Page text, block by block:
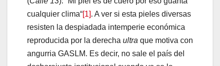
cualquier clima“[1]. A ver si esta pieles diversas
resisten la despiadada intemperie económica
reproducida por la derecha ultra que motiva con
angurria GASLM. Es decir, no sale el país del